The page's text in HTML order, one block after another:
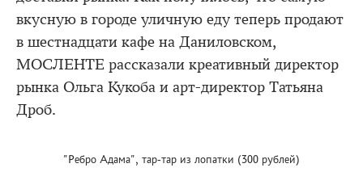
вкусную в городе уличную еду теперь продают
в шестнадцати кафе на Даниловском,
МОСЛЕНТЕ рассказали креативный директор
рынка Ольга Кукоба и арт-директор Татьяна
Дроб.
"Ребро Адама", тар-тар из лопатки (300 рублей)